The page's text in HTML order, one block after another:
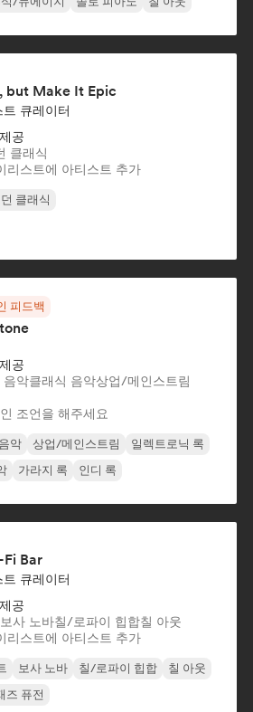
but Make It Epic
큐레이터
공
클래식
리스트에 아티스트 추가
클래식
피드백
공
음악클래식 음악상업/메인스트림
조언을 해주세요
악 상업/메인스트림
일렉트로닉 록
가라지 록 인디 록
Bar
큐레이터
공
보사 노바칠/로파이 힙합칠 아웃
리스트에 아티스트 추가
보사 노바 칠/로파이 힙합
칠 아웃
즈 퓨전